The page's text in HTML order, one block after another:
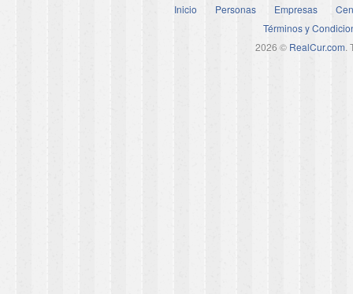
Inicio Personas Empresas
Términos y
2026 © RealCur.com.